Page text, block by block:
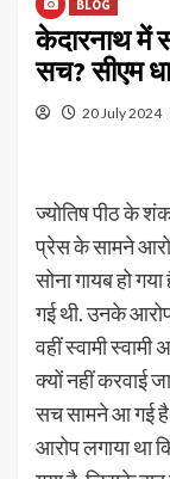
BLOG
केदारनाथ में
सच? सीएम
20 July 2024
ज्योतिष पीठ के
प्रेस के सामने
सोना गायब हो
गई थी. उनके
वहीं स्वामी
क्यों नहीं करवाई
सच सामने आ गई है.
आरोप लगाया था